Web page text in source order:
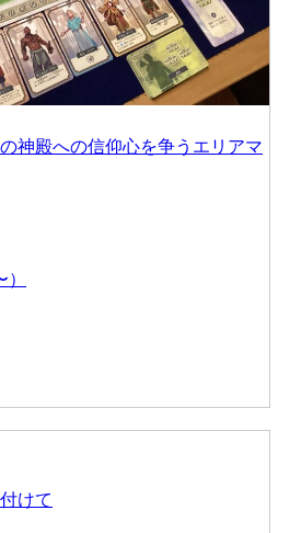
神殿への信仰心を争うエリアマ
けて